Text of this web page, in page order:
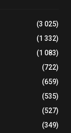
(3 025)
(1 332)
(1 083)
(722)
(659)
(535)
(527)
(349)